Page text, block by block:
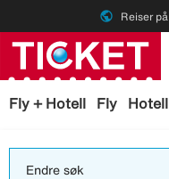
public Reiser
Fly + Hotell Fly Hotell
Endre søk